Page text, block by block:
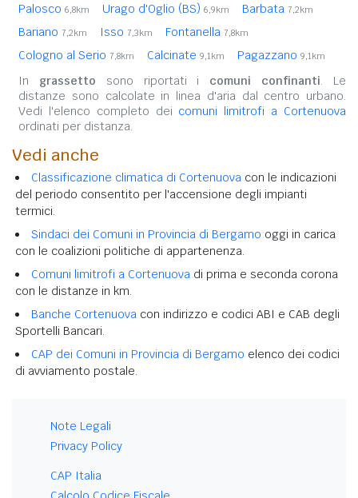
Palosco 6,8km Urago d'Oglio (BS) 6,9km Barbata 7,2km
Bariano 7,2km Isso 7,3km Fontanella 7,8km
Cologno al Serio 7,8km Calcinate 9,1km Pagazzano 9,1km
In grassetto sono riportati i comuni confinanti. Le
distanze sono calcolate in linea d'aria dal centro urbano.
Vedi l'elenco completo dei comuni limitrofi a Cortenuova
ordinati per distanza.
Vedi anche
Classificazione climatica di Cortenuova con le indicazioni
del periodo consentito per l'accensione degli impianti
termici.
Sindaci dei Comuni in Provincia di Bergamo oggi in carica
con le coalizioni politiche di appartenenza.
Comuni limitrofi a Cortenuova di prima e seconda corona
con le distanze in km.
Banche Cortenuova con indirizzo e codici ABI e CAB degli
Sportelli Bancari.
CAP dei Comuni in Provincia di Bergamo elenco dei codici
di avviamento postale.
Note Legali
Privacy Policy
CAP Italia